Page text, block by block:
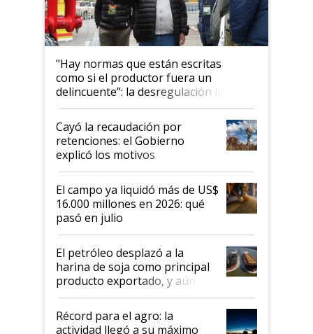
"Hay normas que están escritas
como si el productor fuera un
delincuente”: la desregulación llegó
al Congreso Aapresid y hasta se
habló del financiamiento al IPCVA
Cayó la recaudación por
retenciones: el Gobierno
explicó los motivos
El campo ya liquidó más de US$
16.000 millones en 2026: qué
pasó en julio
El petróleo desplazó a la
harina de soja como principal
producto exportado, y aún así
el agro aportó casi seis de cada
diez dólares y sostuvo el
liderazgo en un semestre
Récord para el agro: la
actividad llegó a su máximo